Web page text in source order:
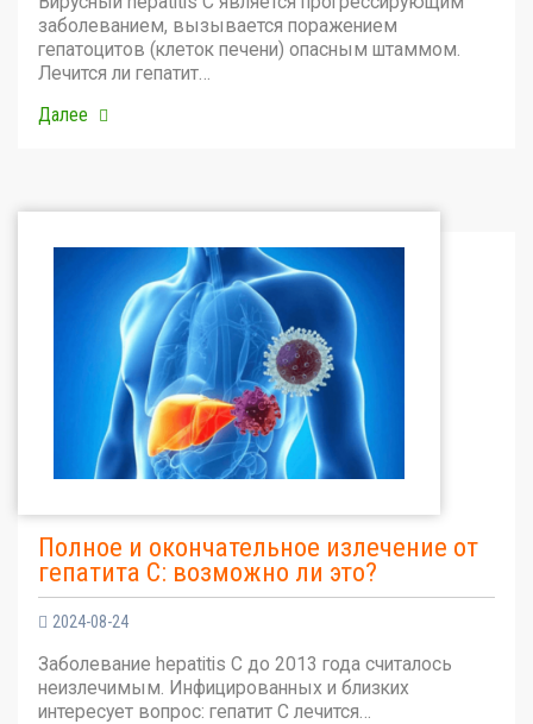
заболеванием, вызывается поражением
гепатоцитов (клеток печени) опасным штаммом.
Лечится ли гепатит…
Далее
Полное и окончательное излечение от
гепатита С: возможно ли это?
2024-08-24
Заболевание hepatitis C до 2013 года считалось
неизлечимым. Инфицированных и близких
интересует вопрос: гепатит С лечится…